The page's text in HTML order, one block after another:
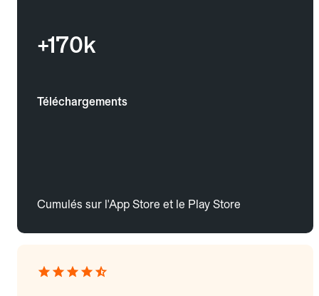
+170k
Téléchargements
Cumulés sur l'App Store et le Play Store